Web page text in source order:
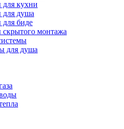
для кухни
для душа
для биде
скрытого монтажа
для душа